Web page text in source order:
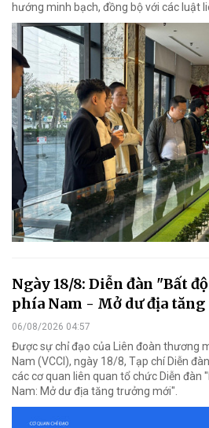
hướng minh bạch, đồng bộ với các luật
Ngày 18/8: Diễn đàn "Bất
phía Nam - Mở dư địa
06/08/2026 04:57
Được sự chỉ đạo của Liên đoàn thương
Nam (VCCI), ngày 18/8, Tạp chí Diễn
các cơ quan liên quan tổ chức Diễn đàn
Nam: Mở dư địa tăng trưởng mới".